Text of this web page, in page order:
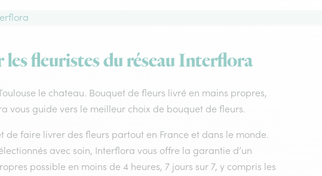
fleuristes du réseau Interflora
le chateau. Bouquet de fleurs livré en mains propres,
vous guide vers le meilleur choix de bouquet de fleurs.
faire livrer des fleurs partout en France et dans le monde.
avec soin, Interflora vous offre la garantie d’un
possible en moins de 4 heures, 7 jours sur 7, y compris les